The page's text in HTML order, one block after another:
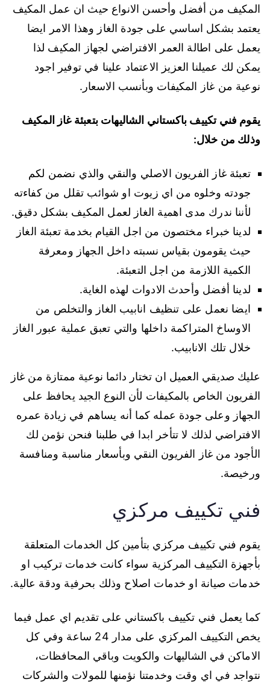
المكيف من أفضل وأحسن الانواع حيث ان عمل المكيف
يعتمد بشكل اساسي على جودة الغاز وهذا الامر ايضا
يعمل على اطالة العمر الافتراضي لجهاز المكيف لذا
يمكن لك عميلنا العزيز الاعتماد علينا في توفير اجود
نوعية من غاز المكيفات وبأنسب الاسعار.
يقوم فني تكييف باكستاني الشاليهات بتعبئة غاز المكيف
وذلك من خلال:
تعبئة غاز الفريون الاصلي والنقي والذي نضمن لكم
جودته وخلوه من اي زيوت او شوائب تقلل من كفاءته
لأننا ندرك مدى اهمية الغاز لعمل المكيف بشكل دقيق.
لدينا خبراء مختصون من اجل القيام بخدمة تعبئة الغاز
حيث يقومون بقياس نسبته داخل الجهاز ومعرفة
الكمية اللازمة من اجل التعبئة.
لدينا أفضل وأحدث الادوات لهذه الغاية.
ايضا نعمل على تنظيف انابيب الغاز والتخلص من
الاوساخ المتراكمة داخلها والتي تعبق عملية عبور الغاز
خلال تلك الانابيب.
عليك صديقي العميل ان تختار دائما نوعية ممتازة من غاز
الفريون الخاص بالمكيفات لأن النوع الجيد يحافظ على
الجهاز وعلى جودة عمله كما أنه يساهم في زيادة عمره
الافتراضي لذلك لا تتأخر ابدا في طلبنا فنحن نؤمن لك
الأجود من غاز الفريون النقي وبأسعار مناسبة ومنافسة
ورخيصة.
فني تكييف مركزي
يقوم فني تكييف مركزي بتأمين كل الخدمات المتعلقة
بأجهزة التكييف المركزية سواء كانت خدمات تركيب او
خدمات صيانة او خدمات اصلاح وذلك بحرفية ودقة عالية.
كما يعمل فني تكييف باكستاني على تقديم اي عمل فيما
يخص التكييف المركزي على مدار 24 ساعة وفي كل
الاماكن في الشاليهات والكويت وباقي المحافظات،
نتواجد في اي وقت وخدمتنا نؤمنها للمولات والشركات